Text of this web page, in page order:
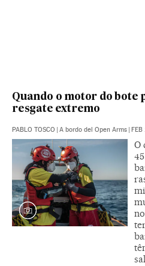
Quando o motor do bote
resgate extremo
PABLO TOSCO A bordo del Open Arms
O